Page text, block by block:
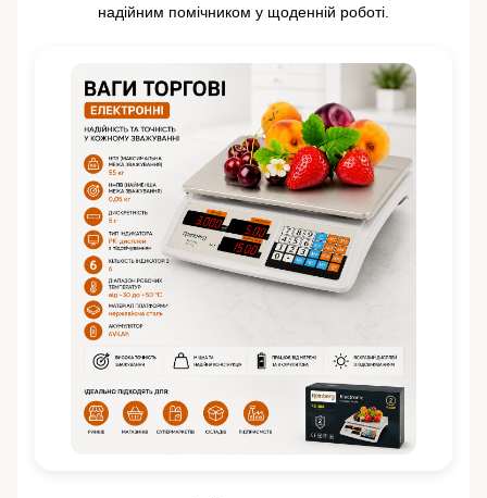
надійним помічником у щоденній роботі.